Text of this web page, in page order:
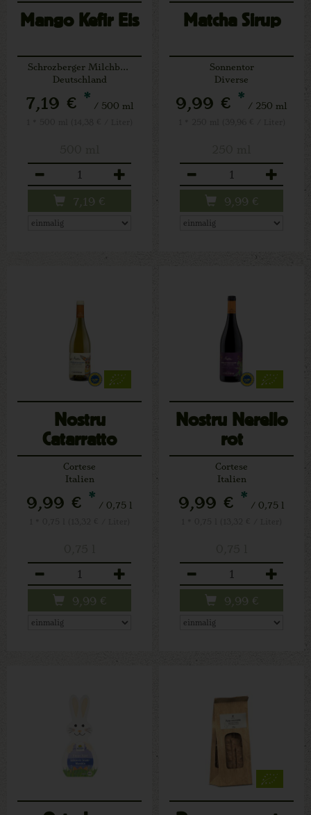
Mango Kefir Eis
Schrozberger Milchbauern
Deutschland
7,19 € * / 500 ml
7,19 €
Matcha Sirup
Sonnentor
Diverse
9,99 € * / 250 ml
9,99 €
Nostru
Catarratto
Lucido weiß
Cortese
Italien
9,99 € * / 0,75 l
9,99 €
Nostru Nerello
rot
Cortese
Italien
9,99 € * / 0,75 l
9,99 €